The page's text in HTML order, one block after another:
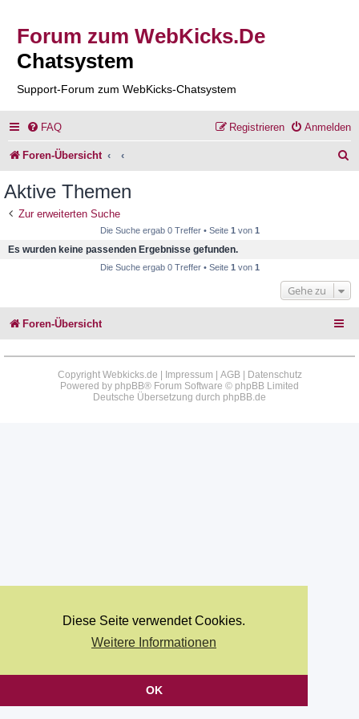
Diese Seite verwendet Cookies.
Weitere Informationen
OK
Forum zum WebKicks.De
Chatsystem
Support-Forum zum WebKicks-Chatsystem
FAQ Anmelden
Registrieren
Foren-Übersicht
Aktive Themen
Zur erweiterten Suche
Die Suche ergab 0 Treffer • Seite 1 von 1
Es wurden keine passenden Ergebnisse gefunden.
Die Suche ergab 0 Treffer • Seite 1 von 1
Gehe zu
Foren-Übersicht
Copyright Webkicks.de | Impressum AGB|
Datenschutz
Powered by phpBB® Forum Software © phpBB Limited
Deutsche Übersetzung durch phpBB.de